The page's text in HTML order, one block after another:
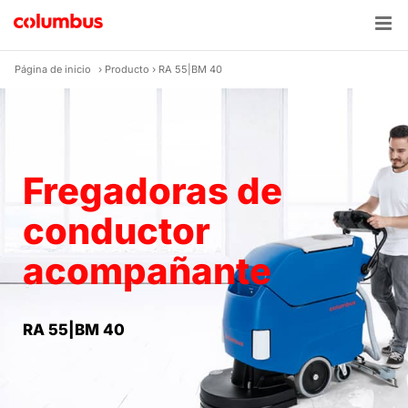
content
Página de inicio › Producto › RA 55|BM 40
Fregadoras de
conductor
acompañante
RA 55|BM 40